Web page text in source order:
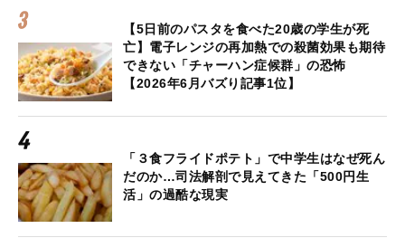
【5日前のパスタを食べた20歳の学生が死
亡】電子レンジの再加熱での殺菌効果も期待
できない「チャーハン症候群」の恐怖
【2026年6月バズり記事1位】
「３食フライドポテト」で中学生はなぜ死ん
だのか…司法解剖で見えてきた「500円生
活」の過酷な現実